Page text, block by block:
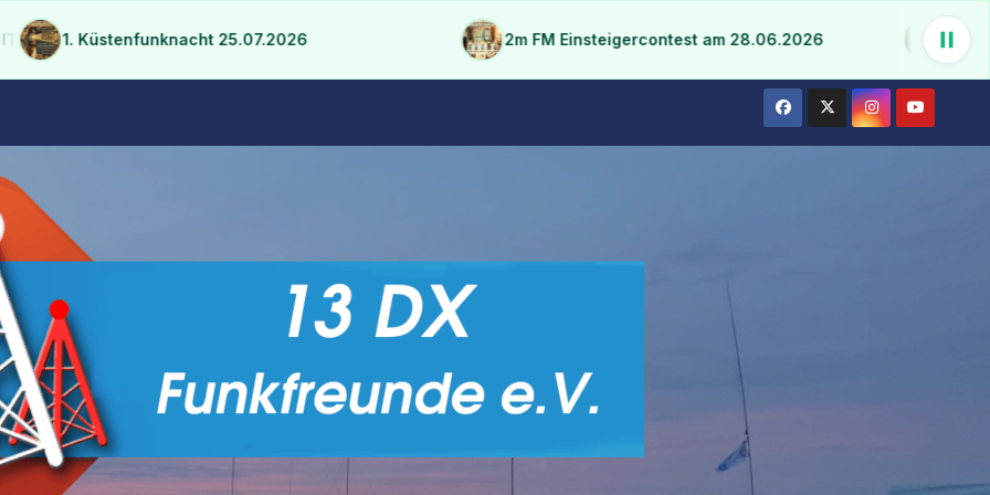
konsolidieren
1. Küstenfunknacht 25.07.2026 2m FM Einsteigercontest am 28.06.2026 13 DX